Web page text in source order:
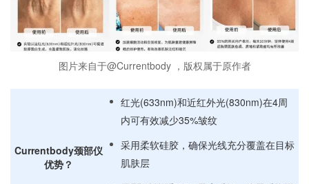
图片来自于@Currentbody ，版权属于原作者
Currentbody颈部仪
优势？
红光(633nm)和近红外光(830nm)在4周
内可有效减少35%皱纹
采用柔软硅胶，确保光线充分覆盖在目标
肌肤层